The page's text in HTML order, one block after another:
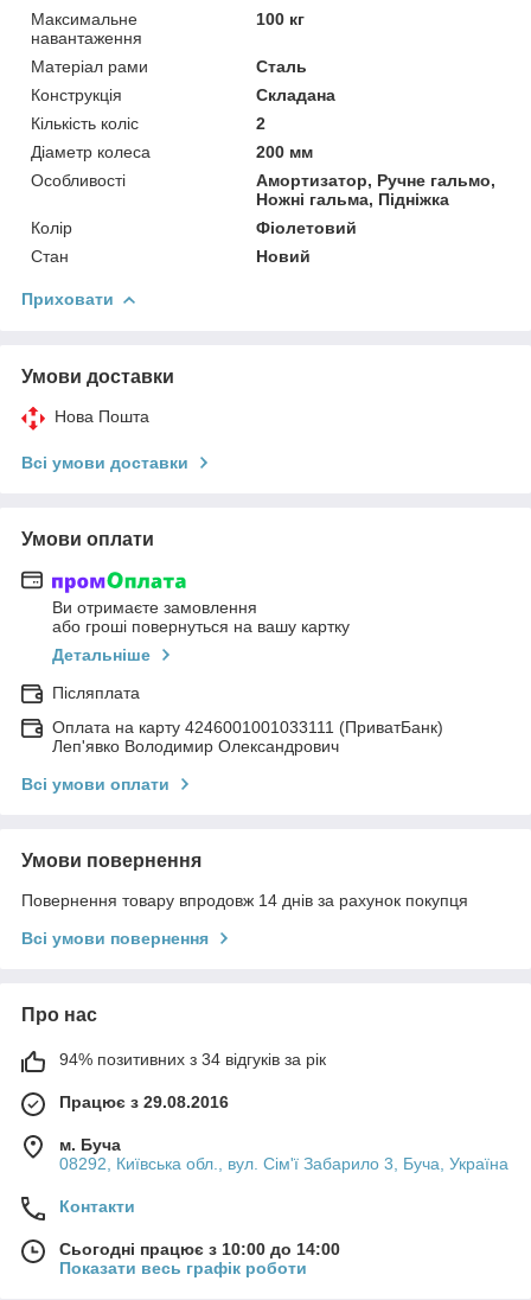
Максимальне
навантаження
100 кг
Матеріал рами
Сталь
Конструкція
Складана
Кількість коліс
2
Діаметр колеса
200 мм
Особливості
Амортизатор, Ручне гальмо,
Ножні гальма, Підніжка
Колір
Фіолетовий
Стан
Новий
Приховати
Умови доставки
Нова Пошта
Всі умови доставки
Умови оплати
Ви отримаєте замовлення
або гроші повернуться на вашу картку
Детальніше
Післяплата
Оплата на карту 4246001001033111 (ПриватБанк)
Леп'явко Володимир Олександрович
Всі умови оплати
Умови повернення
Повернення товару впродовж 14 днів за рахунок покупця
Всі умови повернення
Про нас
94% позитивних з 34 відгуків за рік
Працює з 29.08.2016
м. Буча
08292, Київська обл., вул. Сім'ї Забарило 3, Буча, Україна
Контакти
Сьогодні працює з 10:00 до 14:00
Показати весь графік роботи